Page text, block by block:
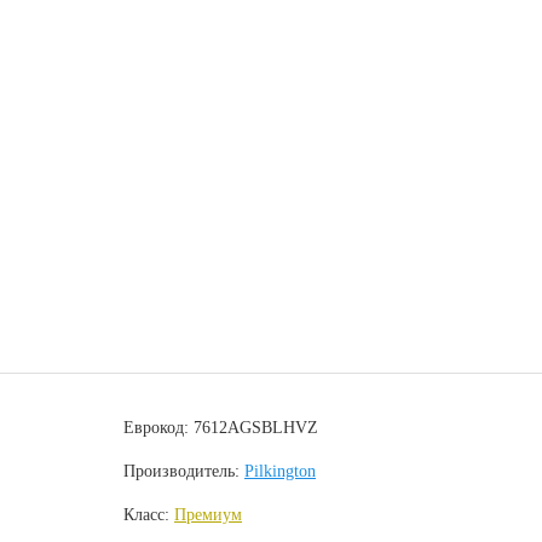
Еврокод: 7612AGSBLHVZ
Производитель: Pilkington
Класс: Премиум